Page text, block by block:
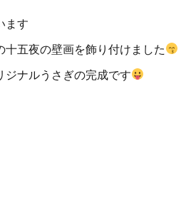
ます
十五夜の壁画を飾り付けました
ジナルうさぎの完成です